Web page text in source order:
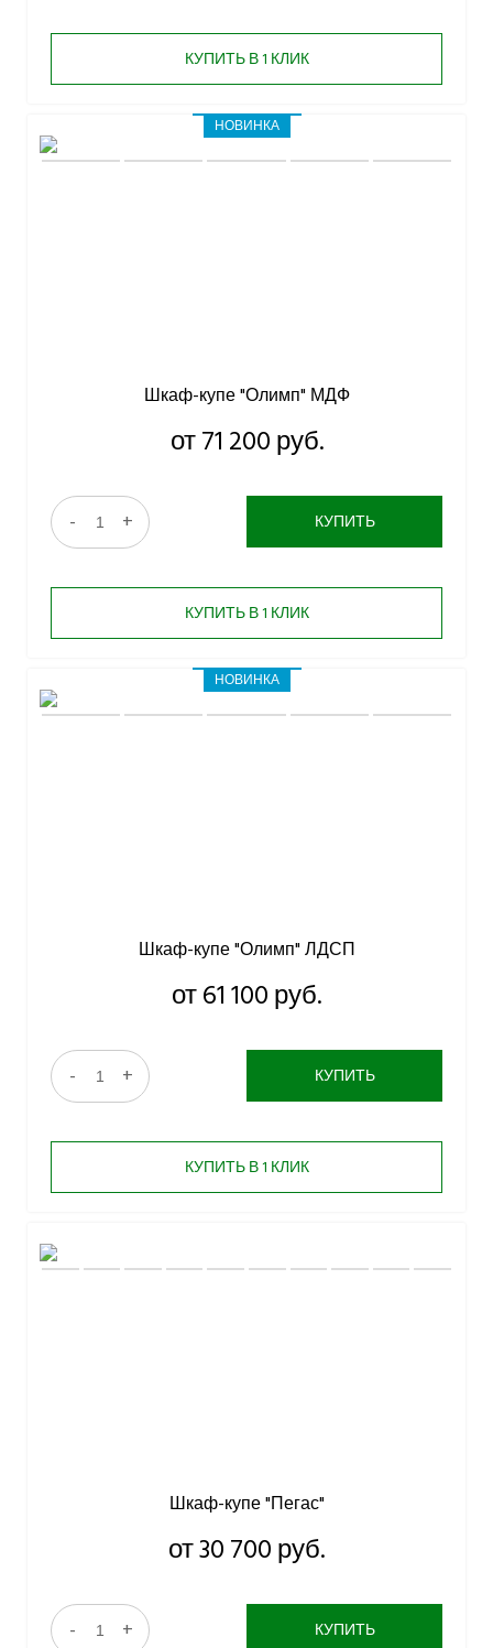
КУПИТЬ В 1 КЛИК
Шкаф-купе "Олимп" МДФ
от 71 200 руб.
- + КУПИТЬ
КУПИТЬ В 1 КЛИК
НОВИНКА
Шкаф-купе "Олимп" ЛДСП
от 61 100 руб.
- + КУПИТЬ
КУПИТЬ В 1 КЛИК
НОВИНКА
Шкаф-купе "Пегас"
от 30 700 руб.
- + КУПИТЬ